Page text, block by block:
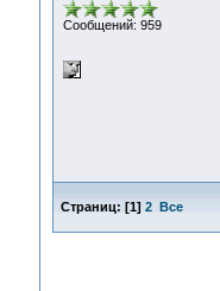
Сообщений: 959
Страниц: [1] 2 Все